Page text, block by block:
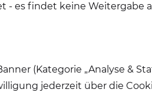
- es findet keine Weitergabe
(Kategorie „Analyse &
jederzeit über die